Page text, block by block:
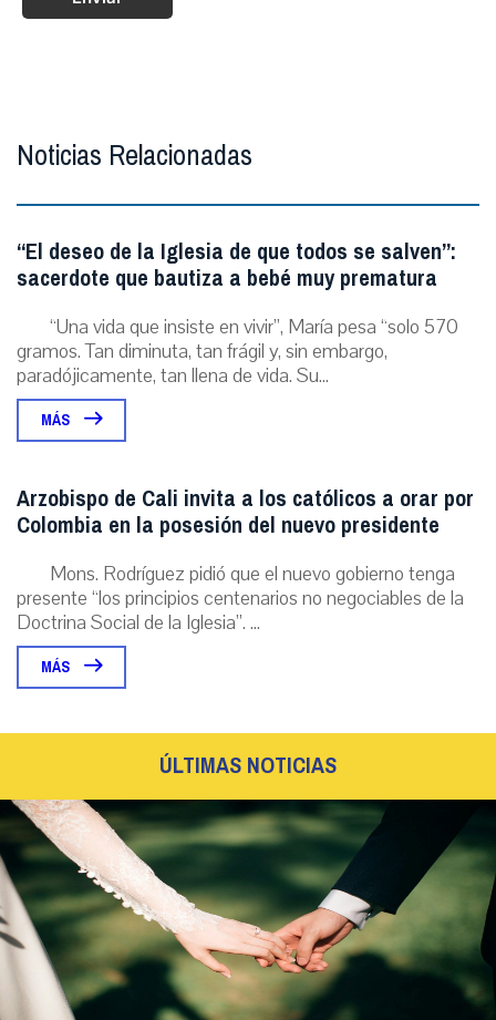
Noticias Relacionadas
“El deseo de la Iglesia de que todos se salven”:
sacerdote que bautiza a bebé muy prematura
“Una vida que insiste en vivir”, María pesa “solo 570
gramos. Tan diminuta, tan frágil y, sin embargo,
paradójicamente, tan llena de vida. Su...
MÁS
Arzobispo de Cali invita a los católicos a orar por
Colombia en la posesión del nuevo presidente
Mons. Rodríguez pidió que el nuevo gobierno tenga
presente “los principios centenarios no negociables de la
Doctrina Social de la Iglesia”. ...
MÁS
ÚLTIMAS NOTICIAS